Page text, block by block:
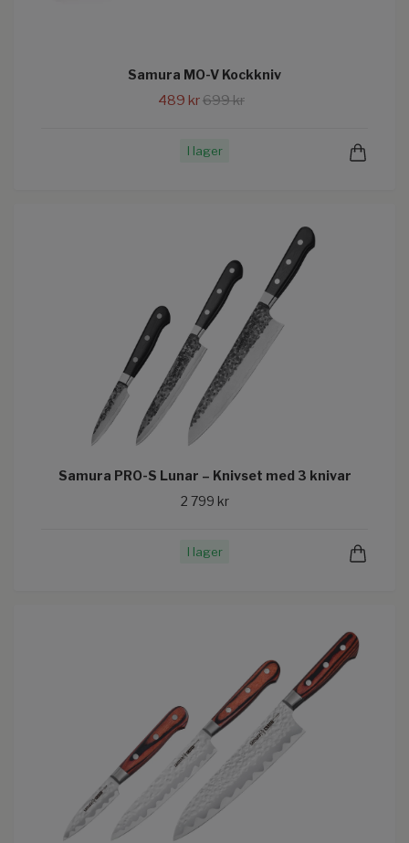
Samura MO-V Kockkniv
489 kr699 kr
I lager
Samura PRO-S Lunar – Knivset med 3 knivar
2 799 kr
I lager